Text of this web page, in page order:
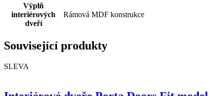
Výplň
interiérových
dveří
Rámová MDF konstrukce
Související produkty
SLEVA